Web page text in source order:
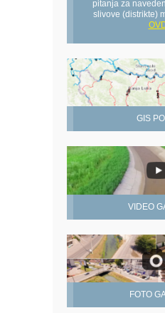
pitanja za
slivove (distrikte)
GIS
VIDEO
FOTO